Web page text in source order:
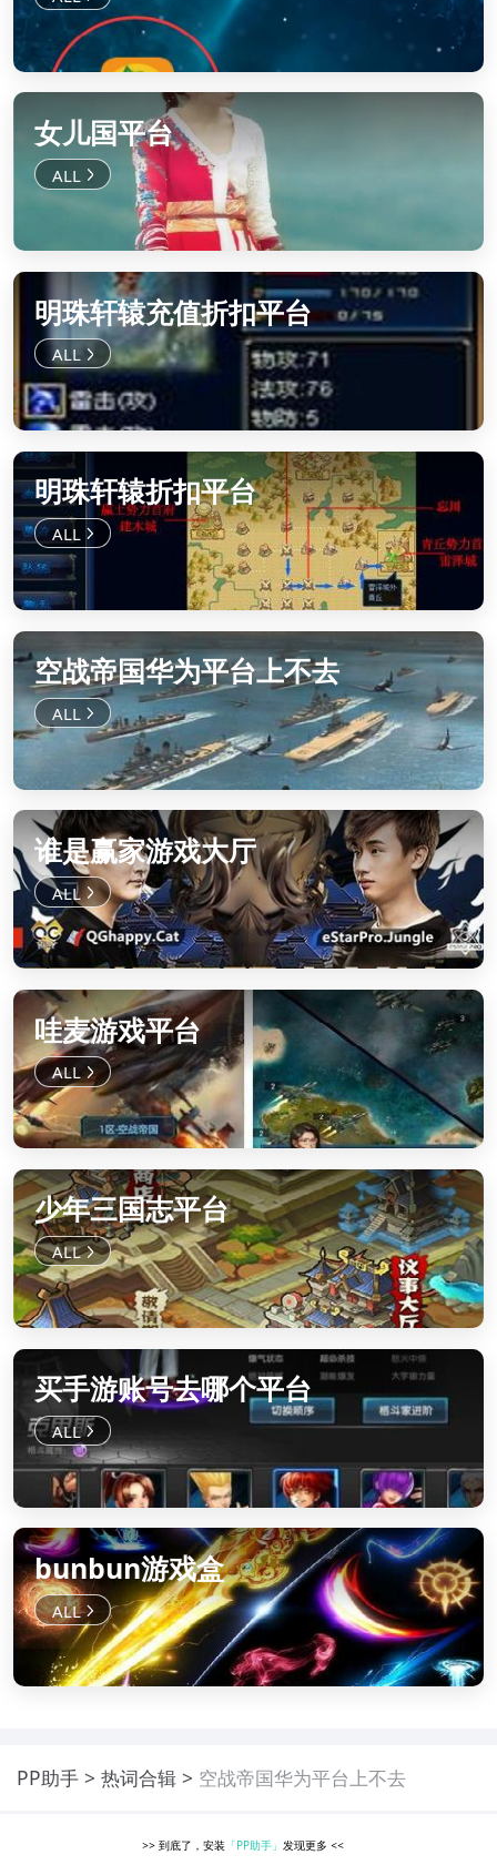
女儿国平台
明珠轩辕充值折扣平台
明珠轩辕折扣平台
空战帝国华为平台上不去
谁是赢家游戏大厅
哇麦游戏平台
少年三国志平台
买手游账号去哪个平台
bunbun游戏盒
PP助手 热词合辑 空战帝国华为平台上不去
>> 到底了，安装 「PP助手」发现更多<<